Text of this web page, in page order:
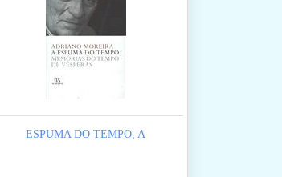
ESPUMA DO TEMPO, A